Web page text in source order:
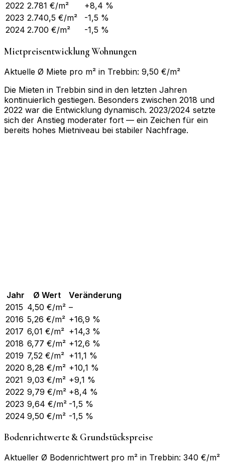
2022 2.781 €/m²
+8,4 %
2023 2.740,5 €/m²
-1,5 %
2024 2.700 €/m² -1,5 %
Mietpreisentwicklung Wohnungen
Aktuelle Ø Miete pro m² in Trebbin: 9,50 €/m²
Die Mieten in Trebbin sind in den letzten Jahren
kontinuierlich gestiegen. Besonders zwischen 2018 und
2022 war die Entwicklung dynamisch. 2023/2024 setzte
sich der Anstieg moderater fort — ein Zeichen für ein
bereits hohes Mietniveau bei stabiler Nachfrage.
Jahr Ø Wert
Veränderung
2015 4,50 €/m² –
2016 5,26 €/m² +16,9 %
2017 6,01 €/m² +14,3 %
2018 6,77 €/m² +12,6 %
2019 7,52 €/m² +11,1 %
2020 8,28 €/m² +10,1 %
2021 9,03 €/m² +9,1 %
2022 9,79 €/m² +8,4 %
2023 9,64 €/m² -1,5 %
2024 9,50 €/m² -1,5 %
Bodenrichtwerte & Grundstückspreise
Aktueller Ø Bodenrichtwert pro m² in Trebbin: 340 €/m²